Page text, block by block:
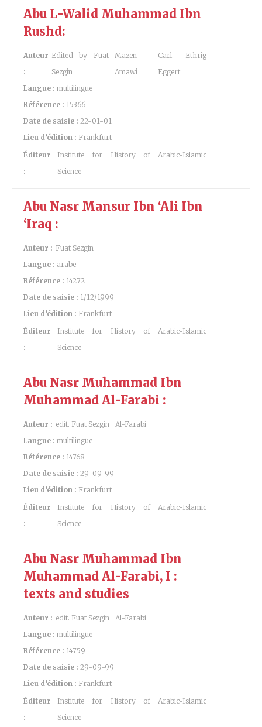
Abu L-Walid Muhammad Ibn
Rushd:
Auteur
:
Edited by Fuat
Sezgin
Mazen
Amawi
Carl Ethrig
Eggert
Langue : multilingue
Référence : 15366
Date de saisie : 22-01-01
Lieu d’édition : Frankfurt
Éditeur
:
Institute for History of Arabic-Islamic
Science
Abu Nasr Mansur Ibn ‘Ali Ibn
‘Iraq :
Auteur : Fuat Sezgin
Langue : arabe
Référence : 14272
Date de saisie : 1/12/1999
Lieu d’édition : Frankfurt
Éditeur
:
Institute for History of Arabic-Islamic
Science
Abu Nasr Muhammad Ibn
Muhammad Al-Farabi :
Auteur : edit. Fuat Sezgin
Al-Farabi
Langue : multilingue
Référence : 14768
Date de saisie : 29-09-99
Lieu d’édition : Frankfurt
Éditeur
:
Institute for History of Arabic-Islamic
Science
Abu Nasr Muhammad Ibn
Muhammad Al-Farabi, I :
texts and studies
Auteur : edit. Fuat Sezgin
Al-Farabi
Langue : multilingue
Référence : 14759
Date de saisie : 29-09-99
Lieu d’édition : Frankfurt
Éditeur
:
Institute for History of Arabic-Islamic
Science